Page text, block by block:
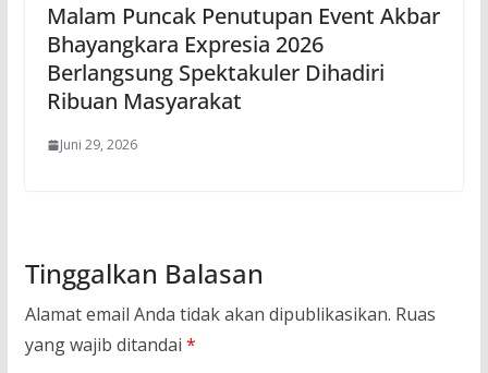
Malam Puncak Penutupan Event Akbar
Bhayangkara Expresia 2026
Berlangsung Spektakuler Dihadiri
Ribuan Masyarakat
Juni 29, 2026
Tinggalkan Balasan
Alamat email Anda tidak akan dipublikasikan. Ruas
yang wajib ditandai *